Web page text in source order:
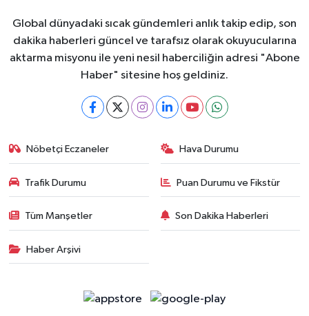
Global dünyadaki sıcak gündemleri anlık takip edip, son
dakika haberleri güncel ve tarafsız olarak okuyucularına
aktarma misyonu ile yeni nesil haberciliğin adresi "Abone
Haber" sitesine hoş geldiniz.
Nöbetçi Eczaneler Hava Durumu
Trafik Durumu Puan Durumu ve Fikstür
Tüm Manşetler Son Dakika Haberleri
Haber Arşivi